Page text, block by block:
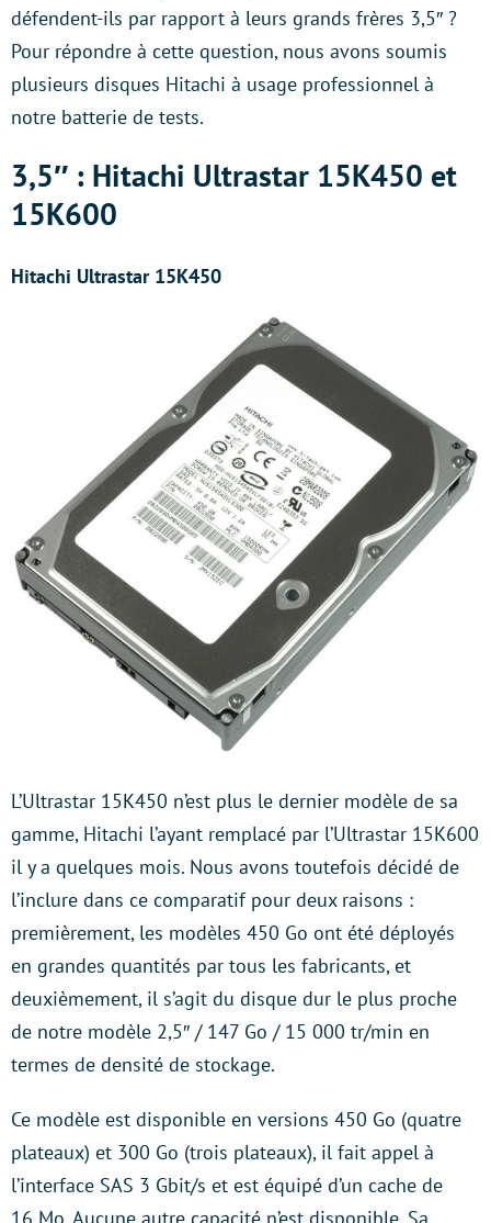
défendent-ils par rapport à leurs grands frères 3,5″ ?
Pour répondre à cette question, nous avons soumis
plusieurs disques Hitachi à usage professionnel à
notre batterie de tests.
3,5″ : Hitachi Ultrastar 15K450 et
15K600
Hitachi Ultrastar 15K450
L’Ultrastar 15K450 n’est plus le dernier modèle de sa
gamme, Hitachi l’ayant remplacé par l’Ultrastar 15K600
il y a quelques mois. Nous avons toutefois décidé de
l’inclure dans ce comparatif pour deux raisons :
premièrement, les modèles 450 Go ont été déployés
en grandes quantités par tous les fabricants, et
deuxièmement, il s’agit du disque dur le plus proche
de notre modèle 2,5″ / 147 Go / 15 000 tr/min en
termes de densité de stockage.
Ce modèle est disponible en versions 450 Go (quatre
plateaux) et 300 Go (trois plateaux), il fait appel à
l’interface SAS 3 Gbit/s et est équipé d’un cache de